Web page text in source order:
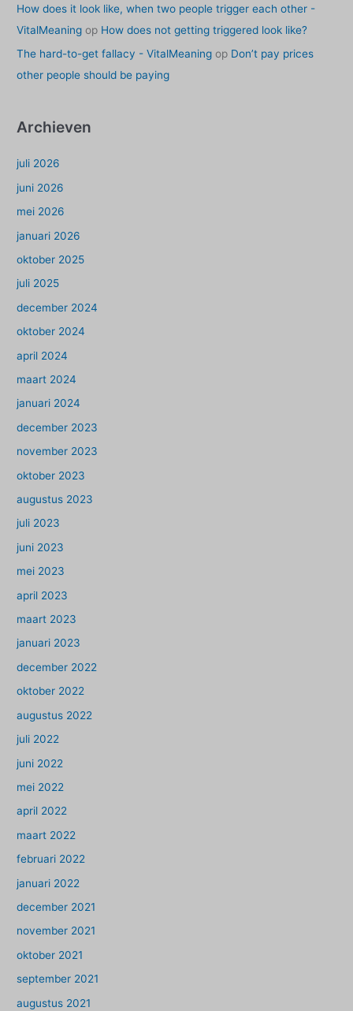
How does it look like, when two people trigger each other -
VitalMeaning op How does not getting triggered look like?
The hard-to-get fallacy - VitalMeaning op Don’t pay prices
other people should be paying
Archieven
juli 2026
juni 2026
mei 2026
januari 2026
oktober 2025
juli 2025
december 2024
oktober 2024
april 2024
maart 2024
januari 2024
december 2023
november 2023
oktober 2023
augustus 2023
juli 2023
juni 2023
mei 2023
april 2023
maart 2023
januari 2023
december 2022
oktober 2022
augustus 2022
juli 2022
juni 2022
mei 2022
april 2022
maart 2022
februari 2022
januari 2022
december 2021
november 2021
oktober 2021
september 2021
augustus 2021